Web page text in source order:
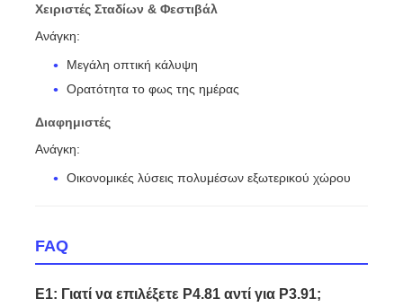
Χειριστές Σταδίων & Φεστιβάλ
Ανάγκη:
Μεγάλη οπτική κάλυψη
Ορατότητα το φως της ημέρας
Διαφημιστές
Ανάγκη:
Οικονομικές λύσεις πολυμέσων εξωτερικού χώρου
FAQ
Ε1: Γιατί να επιλέξετε P4.81 αντί για P3.91;